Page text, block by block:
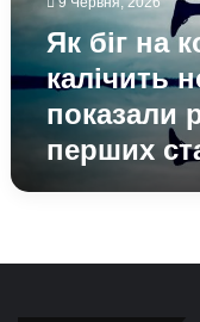
тренери
показали
реальні
перших
стартів
Як біг на
калічить
показали
перших